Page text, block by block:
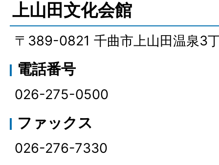
上山田文化会館
〒389-0821 千曲市上山田温泉3
電話番号
026-275-0500
ファックス
026-276-7330